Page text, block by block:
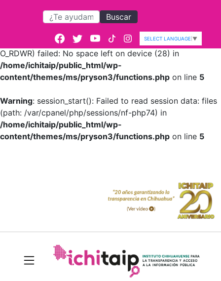
: session_start():
php74/sess_5f14c6030962e985bc097da2b8cc2f5a,
O_RDWR) failed: No space left on device (28) in
/home/ichitaip/public_html/wp-
content/themes/ms/pryson3/functions.php on line 5
Warning: session_start(): Failed to read session data: files
(path: /var/cpanel/php/sessions/nf-php74) in
/home/ichitaip/public_html/wp-
content/themes/ms/pryson3/functions.php on line 5
Buscar
SELECT LANGUAGE ▼